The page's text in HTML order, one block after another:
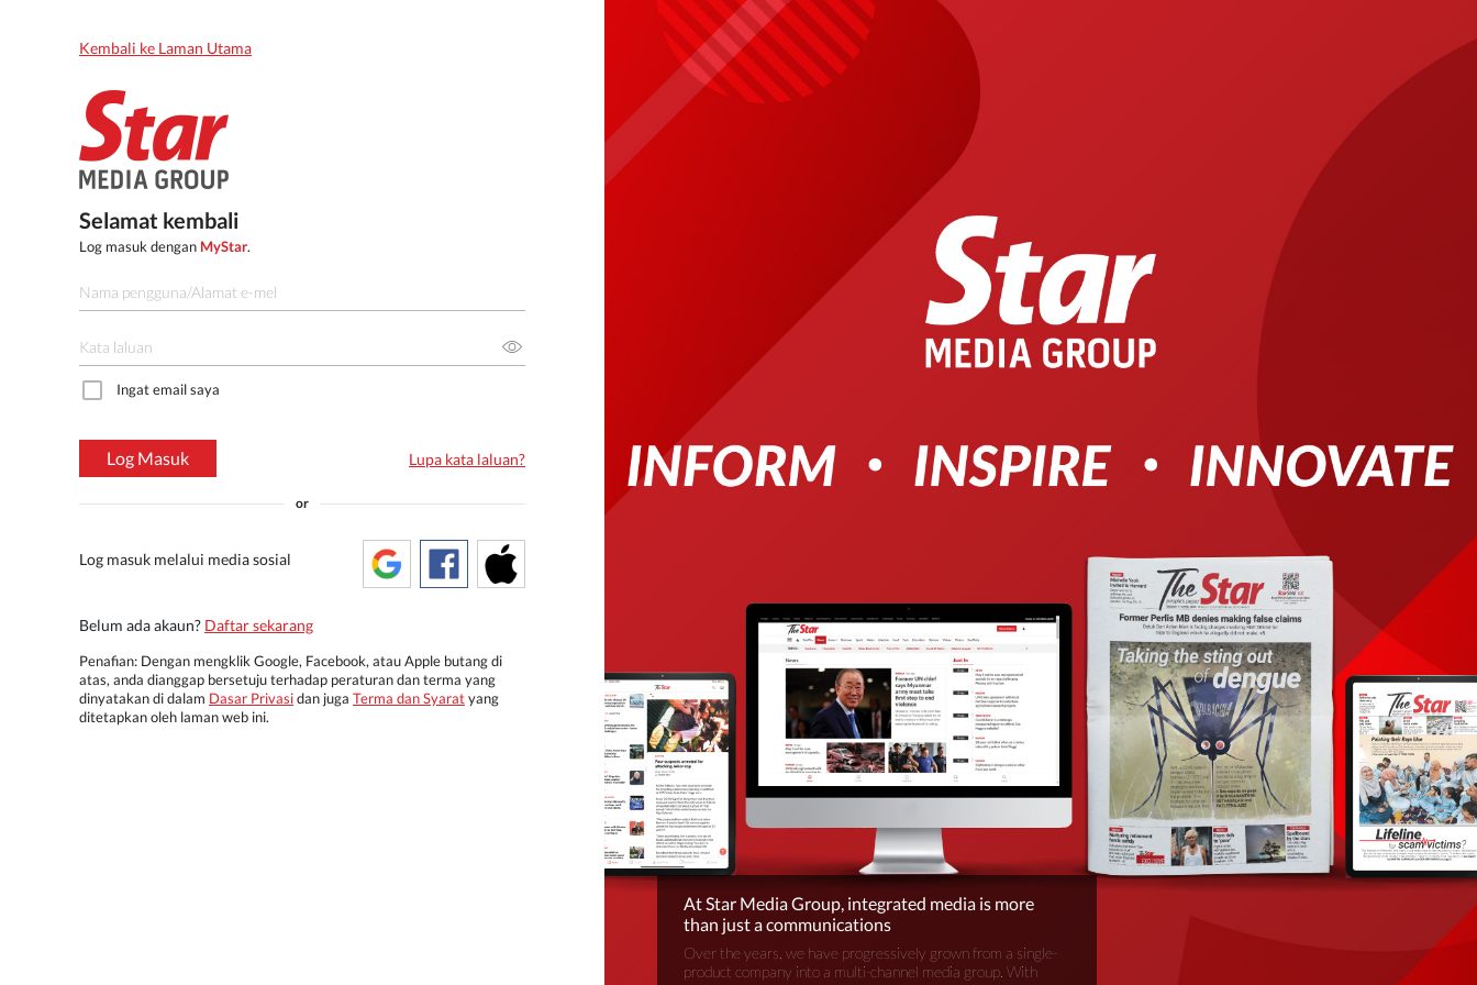
Kembali ke Laman Utama
Selamat kembali
Log masuk dengan MyStar.
Ingat email saya
Log Masuk Lupa kata laluan?
or
Log masuk melalui media sosial
Belum ada akaun? Daftar sekarang
Penafian: Dengan mengklik Google, Facebook, atau Apple butang di
atas, anda dianggap bersetuju terhadap peraturan dan terma yang
dinyatakan di dalam Dasar Privasidan juga Terma dan Syaratyang
ditetapkan oleh laman web ini.
At Star Media Group, integrated media is more
than just a communications
Over the years, we have progressively grown from a single-
product company into a multi-channel media group. With